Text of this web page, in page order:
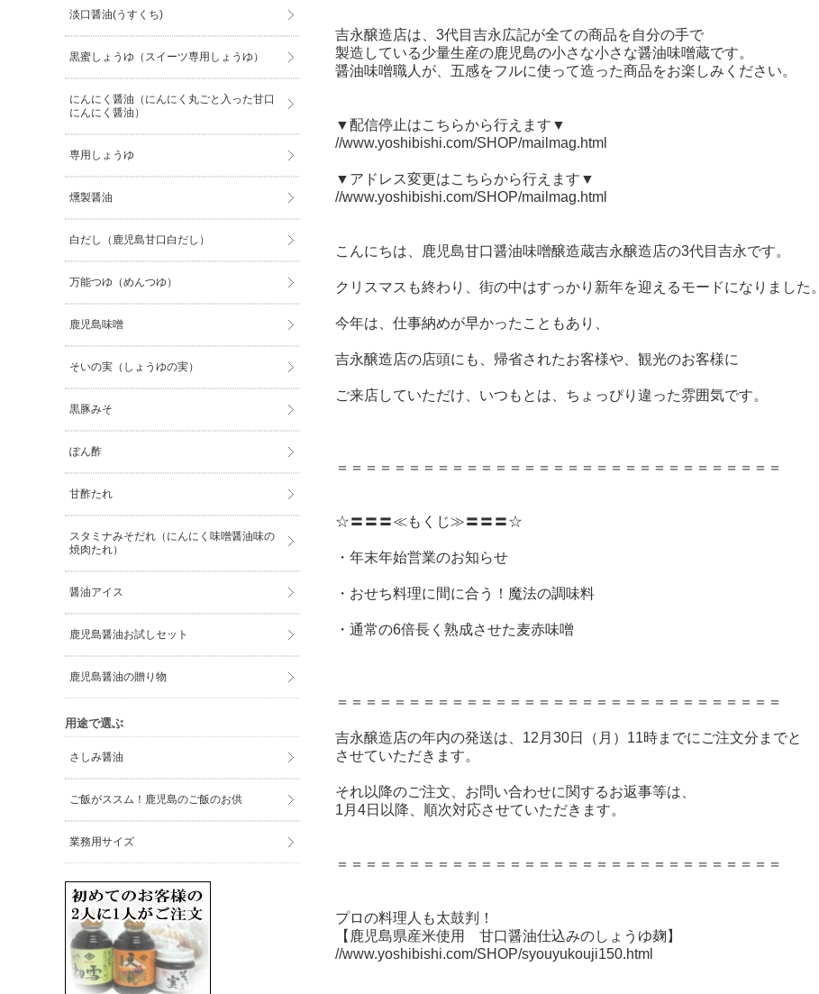
吉永醸造店は、3代目吉永広記が全ての商品を自分の手で
製造している少量生産の鹿児島の小さな小さな醤油味噌蔵です。
醤油味噌職人が、五感をフルに使って造った商品をお楽しみください。
▼配信停止はこちらから行えます▼
//www.yoshibishi.com/SHOP/mailmag.html
▼アドレス変更はこちらから行えます▼
//www.yoshibishi.com/SHOP/mailmag.html
こんにちは、鹿児島甘口醤油味噌醸造蔵吉永醸造店の3代目吉永です。
クリスマスも終わり、街の中はすっかり新年を迎えるモードになりました。
今年は、仕事納めが早かったこともあり、
吉永醸造店の店頭にも、帰省されたお客様や、観光のお客様に
ご来店していただけ、いつもとは、ちょっぴり違った雰囲気です。
＝＝＝＝＝＝＝＝＝＝＝＝＝＝＝＝＝＝＝＝＝＝＝＝＝＝＝＝＝＝＝
☆〓〓〓≪もくじ≫〓〓〓☆
・年末年始営業のお知らせ
・おせち料理に間に合う！魔法の調味料
・通常の6倍長く熟成させた麦赤味噌
＝＝＝＝＝＝＝＝＝＝＝＝＝＝＝＝＝＝＝＝＝＝＝＝＝＝＝＝＝＝＝
吉永醸造店の年内の発送は、12月30日（月）11時までにご注文分までと
させていただきます。
それ以降のご注文、お問い合わせに関するお返事等は、
1月4日以降、順次対応させていただきます。
＝＝＝＝＝＝＝＝＝＝＝＝＝＝＝＝＝＝＝＝＝＝＝＝＝＝＝＝＝＝＝
プロの料理人も太鼓判！
【鹿児島県産米使用 甘口醤油仕込みのしょうゆ麹】
//www.yoshibishi.com/SHOP/syouyukouji150.html
淡口醤油(うすくち)
黒蜜しょうゆ（スイーツ専用しょうゆ）
にんにく醤油（にんにく丸ごと入った甘口
にんにく醤油）
専用しょうゆ
燻製醤油
白だし（鹿児島甘口白だし）
万能つゆ（めんつゆ）
鹿児島味噌
そいの実（しょうゆの実）
黒豚みそ
ぽん酢
甘酢たれ
スタミナみそだれ（にんにく味噌醤油味の
焼肉たれ）
醤油アイス
鹿児島醤油お試しセット
鹿児島醤油の贈り物
用途で選ぶ
さしみ醤油
ご飯がススム！鹿児島のご飯のお供
業務用サイズ